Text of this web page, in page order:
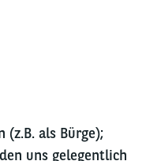
als Bürge);
uns gelegentlich